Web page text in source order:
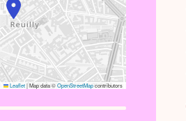
Leaflet|Map data ©OpenStreetMapcontributors